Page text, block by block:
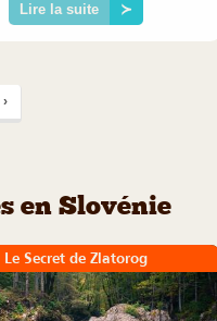
Lire la suite ≻
›
en Slovénie
Le Secret de Zlatorog